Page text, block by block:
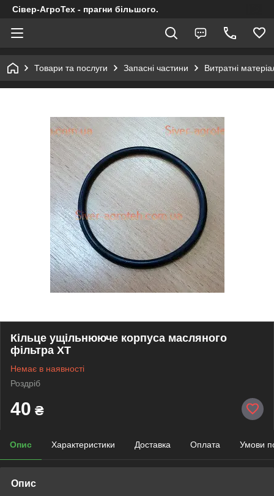
Сівер-АгроТех - прагни більшого.
Товари та послуги Запасні частини Витратні
Кільце ущільнююче корпуса масляного
фільтра XT
Немає в наявності
Роздріб
40 ₴
Опис Характеристики Доставка Оплата Умови
Опис